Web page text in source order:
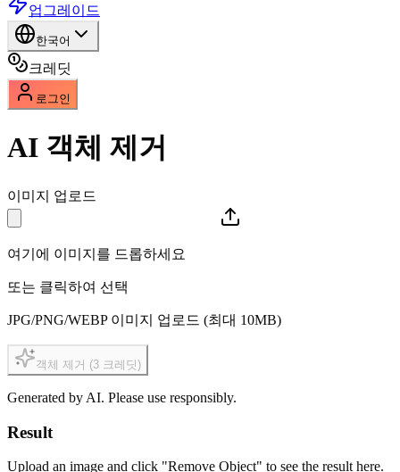
업그레이드
한국어
크레딧
로그인
AI 객체 제거
이미지 업로드
여기에 이미지를 드롭하세요
또는 클릭하여 선택
JPG/PNG/WEBP 이미지 업로드 (최대 10MB)
객체 제거 (3 크레딧)
Generated by AI. Please use responsibly.
Result
Upload an image and click "Remove Object" to see the result here.